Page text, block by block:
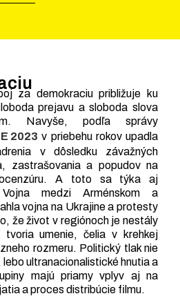
za demokraciu približuje ku
prejavu a sloboda slova
Navyše, podľa správy
2023 v priebehu rokov upadla
v dôsledku závažných
zastrašovania a popudov na
A toto sa týka aj
medzi Arménskom a
vojna na Ukrajine a protesty
že život v regiónoch je nestály
umenie, čelia v krehkej
rozmeru. Politický tlak nie
ultranacionalistické hnutia a
majú priamy vplyv aj na
a proces distribúcie filmu.